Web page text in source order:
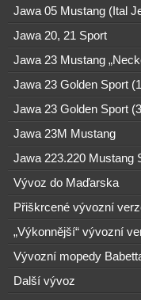
Jawa 05 Mustang (Ital
Jawa 20, 21 Sport
Jawa 23 Mustang
Jawa 23 Golden Sport
Jawa 23 Golden Sport
Jawa 23M Mustang
Jawa 223.220 Mustang
Vývoz do Maďarska
Přiškrcené vývozní
„Výkonnější“ vývozní
Vývozní mopedy
Další vývoz